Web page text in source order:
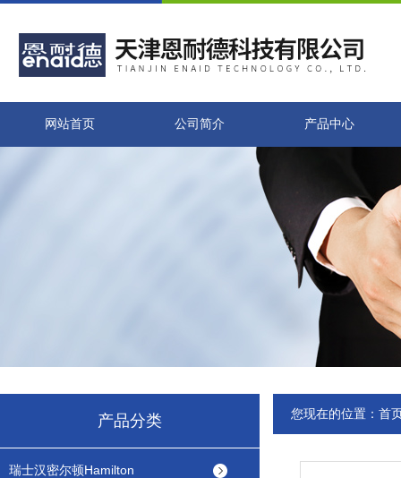
网站首页 公司简介 产品中心
产品分类
瑞士汉密尔顿Hamilton
您现在的位置： 首